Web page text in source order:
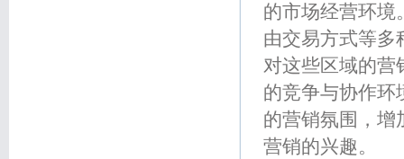
的市场经营环境
由交易方式等多
对这些区域的营
的竞争与协作环
的营销氛围，增
营销的兴趣。